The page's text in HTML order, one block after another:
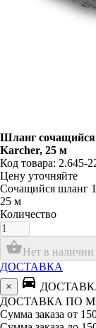
Шланг сочащийся
Karcher, 25 м
Код товара: 2.645-
Цену уточняйте
Сочащийся шланг
25 м
Количество
shopping_basketНет в наличии
ДОСТАВКА
×
directions_car
ДОСТАВКА ПО
Сумма заказа от